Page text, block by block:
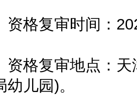
复审时间：
复审地点：天
幼儿园)。